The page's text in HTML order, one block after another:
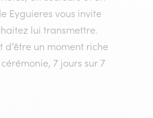
Eyguieres vous invite
lui transmettre.
un moment riche
7 jours sur 7